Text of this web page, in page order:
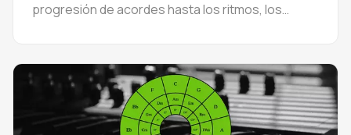
progresión de acordes hasta los ritmos, los